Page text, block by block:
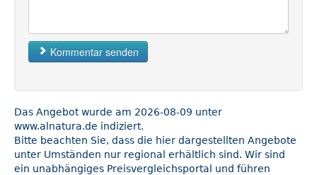
Kommentar senden
Das Angebot wurde am 2026-08-09 unter
www.alnatura.de indiziert.
Bitte beachten Sie, dass die hier dargestellten Angebote
unter Umständen nur regional erhältlich sind. Wir sind
ein unabhängiges Preisvergleichsportal und führen